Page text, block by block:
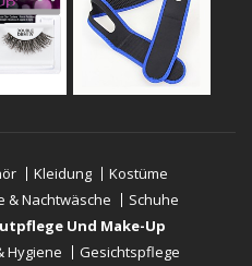
Kleidung
Kostüme
& Nachtwäsche
Schuhe
Und Make-Up
Hygiene
Gesichtspflege